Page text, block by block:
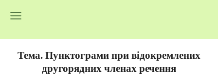
Тема. Пунктограми при відокремлених
другорядних членах речення